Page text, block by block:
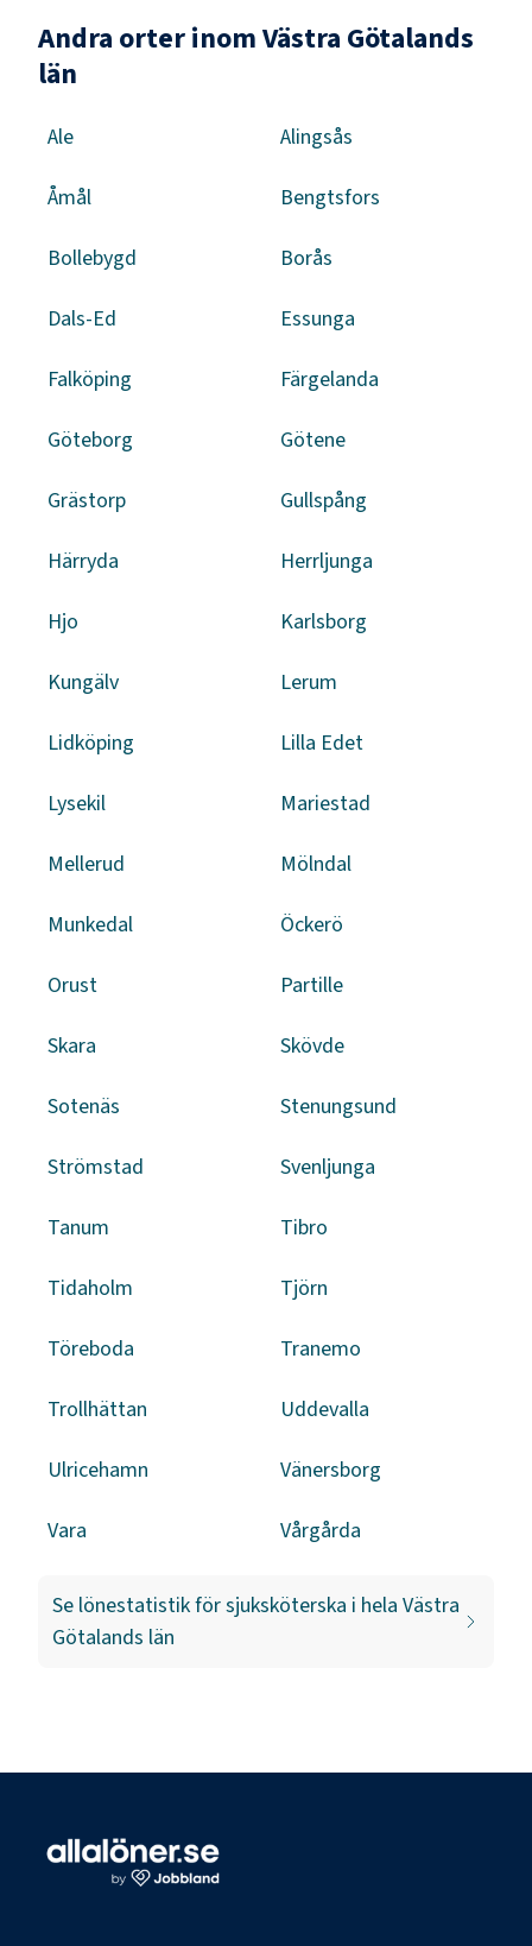
Andra orter inom Västra Götalands
län
Ale Alingsås
Åmål Bengtsfors
Bollebygd Borås
Dals-Ed Essunga
Falköping Färgelanda
Göteborg Götene
Grästorp Gullspång
Härryda Herrljunga
Hjo Karlsborg
Kungälv Lerum
Lidköping Lilla Edet
Lysekil Mariestad
Mellerud Mölndal
Munkedal Öckerö
Orust Partille
Skara Skövde
Sotenäs Stenungsund
Strömstad Svenljunga
Tanum Tibro
Tidaholm Tjörn
Töreboda Tranemo
Trollhättan Uddevalla
Ulricehamn Vänersborg
Vara Vårgårda
Se lönestatistik försjuksköterska i hela Västra
Götalands län